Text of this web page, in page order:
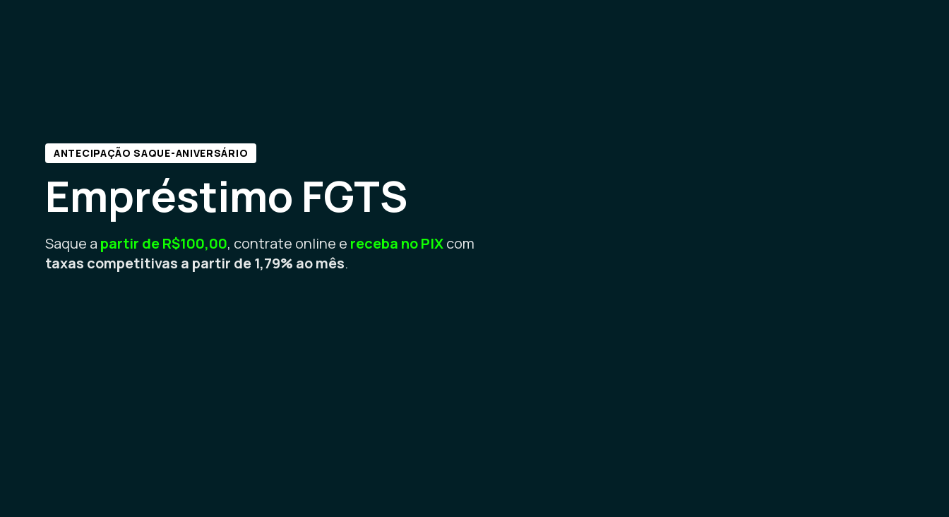
ANTECIPAÇÃO SAQUE-ANIVERSÁRIO
Empréstimo FGTS
Saque a partir de R$100,00, contrate online e receba no PIXcom
taxas competitivas a partir de 1,79% ao mês.